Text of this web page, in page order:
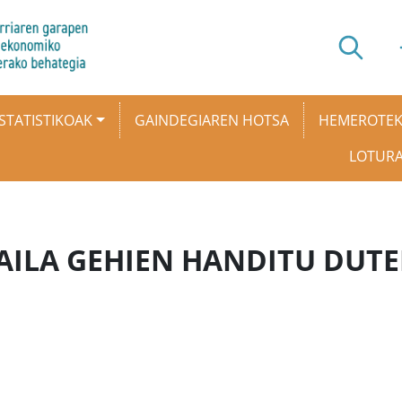
GAINDEGIAREN HOTSA
GEHIEN HANDITU